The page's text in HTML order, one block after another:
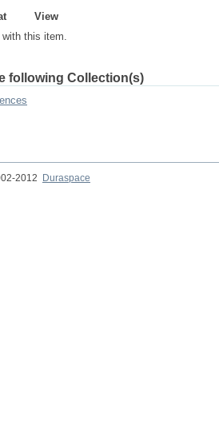
View
this item.
following Collection(s)
2012
Duraspace